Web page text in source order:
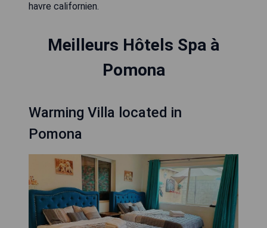
havre californien.
Meilleurs Hôtels Spa à
Pomona
Warming Villa located in
Pomona